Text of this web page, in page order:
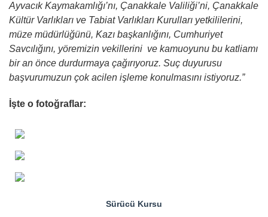
Ayvacık Kaymakamlığı’nı, Çanakkale Valiliği’ni, Çanakkale
Kültür Varlıkları ve Tabiat Varlıkları Kurulları yetkililerini,
müze müdürlüğünü, Kazı başkanlığını, Cumhuriyet
Savcılığını, yöremizin vekillerini ve kamuoyunu bu katliamı
bir an önce durdurmaya çağırıyoruz. Suç duyurusu
başvurumuzun çok acilen işleme konulmasını istiyoruz.”
İşte o fotoğraflar:
Sürücü Kursu